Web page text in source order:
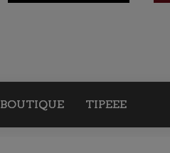
BOUTIQUE TIPEEE